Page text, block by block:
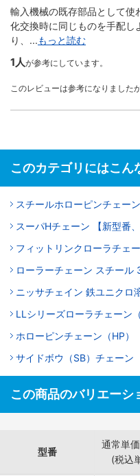
輸入機械の既存部品として使
化交換時に同じものを手配し
り、...もっと読む
1人が参考にしています。
このレビューは参考になりました
このカテゴリにはこん
スチールホローピンチェーン
スーパHチェーン 【新型番
フィットリンクローラチェ
ローラーチェーン スチール
ニッサチェイン 鉄ユニク
LLシリーズローラチェーン
ホローピンチェーン（HP）
サイドボウ（SB）チェーン
この商品のバリエーシ
型番
通常単
(税込